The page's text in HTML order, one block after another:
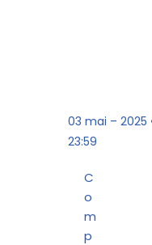
03 mai – 2025
23:59
C
o
m
p